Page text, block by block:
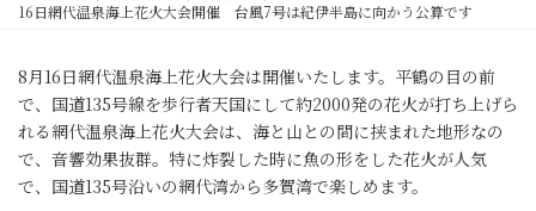
16日網代温泉海上花火大会開催 台風7号は紀伊半島に向かう公算です
8月16日網代温泉海上花火大会は開催いたします。平鶴の目の前
で、国道135号線を歩行者天国にして約2000発の花火が打ち上げら
れる網代温泉海上花火大会は、海と山との間に挟まれた地形なの
で、音響効果抜群。特に炸裂した時に魚の形をした花火が人気
で、国道135号沿いの網代湾から多賀湾で楽しめます。